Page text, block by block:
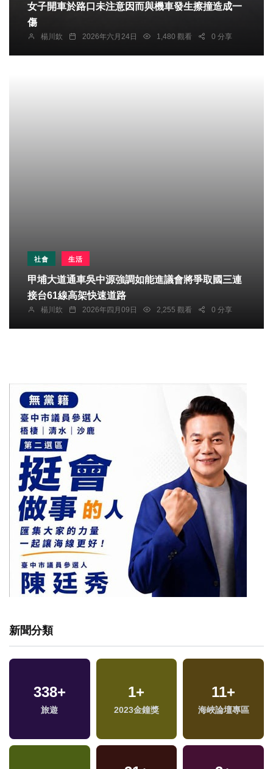
女子開車於路口未注意因而與機車發生擦撞造成一
傷
楊川欽 2026年六月24日 1,480 觀看 0 分享
社會 生活
甲埔大道通車吳中源強調如能進議會將爭取國三連
接台61線高架快速道路
楊川欽 2026年四月09日 2,255 觀看 0 分享
新聞分類
338+
旅遊
1+
2023金鐘獎
11+
海峽論壇專區